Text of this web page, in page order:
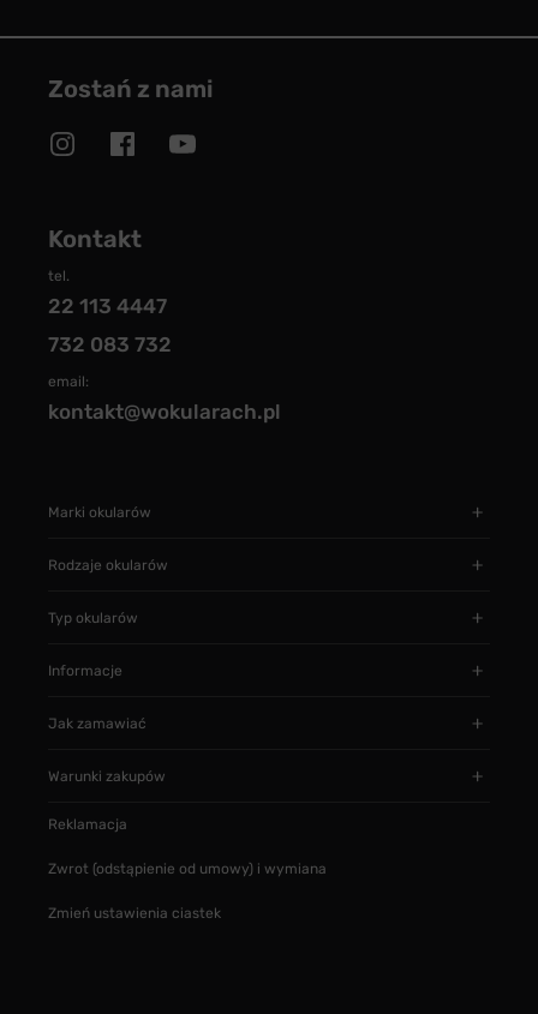
Zostań z nami
Kontakt
tel.
22 113 4447
732 083 732
email:
kontakt@wokularach.pl
Marki okularów
Rodzaje okularów
Typ okularów
Informacje
Jak zamawiać
Warunki zakupów
Reklamacja
Zwrot (odstąpienie od umowy) i wymiana
Zmień ustawienia ciastek